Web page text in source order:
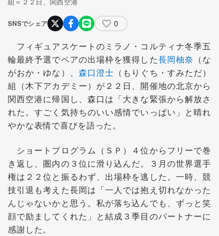
SNSでシェア 0
フィギュアスケートのミラノ・コルティナ冬季五
輪最終予選でペアの出場枠を獲得した長岡柚奈 （な
がおか・ゆな）、 森口澄士 （もりぐち・すみただ）
組（木下アカデミー）が２２日、開催地の北京から
関西空港に帰国し、森口は「大きな緊張から解放さ
れた。すごく気持ちのいい感情でいっぱい」と晴れ
やかな表情で喜びを語った。
ショートプログラム（ＳＰ）４位からフリーで巻
き返し、圏内の３位に滑り込んだ。３月の世界選手
権は２２位と振るわず、出場枠を逃した。一時、競
技引退も考えた長岡は「一人では抱え切れなかった
んじゃないかと思う。私が落ち込んでも、ずっと笑
顔で励ましてくれた」と結成３季目のパートナーに
感謝した。